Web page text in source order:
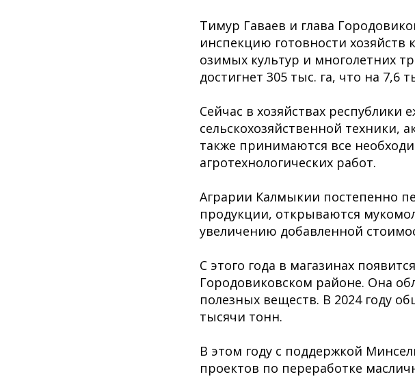
Тимур Гаваев и глава
инспекцию готовности
озимых культур и многолетних
достигнет 305 тыс. га, что на 7,6
Сейчас в хозяйствах
сельскохозяйственной техники,
также принимаются все
агротехнологических работ.
Аграрии Калмыкии постепенно
продукции, открываются
увеличению добавленной
С этого года в магазинах
Городовиковском районе. Она
полезных веществ. В 2024 году
тысячи тонн.
В этом году с поддержкой
проектов по переработке